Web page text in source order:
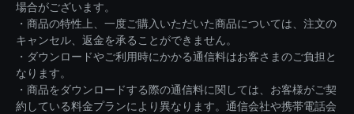
場合がございます。
・商品の特性上、一度ご購入いただいた商品については、注文の
キャンセル、返金を承ることができません。
・ダウンロードやご利用時にかかる通信料はお客さまのご負担と
なります。
・商品をダウンロードする際の通信料に関しては、お客様がご契
約している料金プランにより異なります。通信会社や携帯電話会